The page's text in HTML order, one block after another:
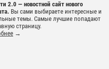
2.0 — новостной сайт нового
Вы сами выбираете интересные и
темы. Самые лучшие попадают
страницу.
→